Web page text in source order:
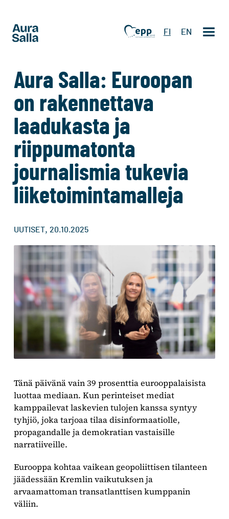
FI EN
Aura Salla: Euroopan
on rakennettava
laadukasta ja
riippumatonta
journalismia tukevia
liiketoimintamalleja
UUTISET, 20.10.2025
Tänä päivänä vain 39 prosenttia eurooppalaisista
luottaa mediaan. Kun perinteiset mediat
kamppailevat laskevien tulojen kanssa syntyy
tyhjiö, joka tarjoaa tilaa disinformaatiolle,
propagandalle ja demokratian vastaisille
narratiiveille.
Eurooppa kohtaa vaikean geopoliittisen tilanteen
jäädessään Kremlin vaikutuksen ja
arvaamattoman transatlanttisen kumppanin
väliin.